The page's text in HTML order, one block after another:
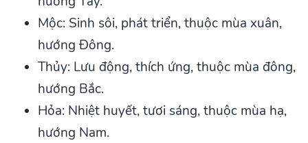
Mộc: Sinh sôi, phát triển, thuộc mùa xuân,
hướng Đông.
Thủy: Lưu động, thích ứng, thuộc mùa đông,
hướng Bắc.
Hỏa: Nhiệt huyết, tươi sáng, thuộc mùa hạ,
hướng Nam.